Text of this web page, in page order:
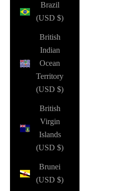
Brazil
(USD $)
British
Indian
Ocean
Territory
(USD $)
British
Virgin
Islands
(USD $)
Brunei
(USD $)